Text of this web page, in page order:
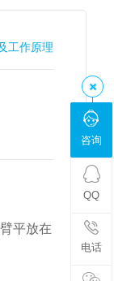
工作原理
平放在
咨询
QQ
电话